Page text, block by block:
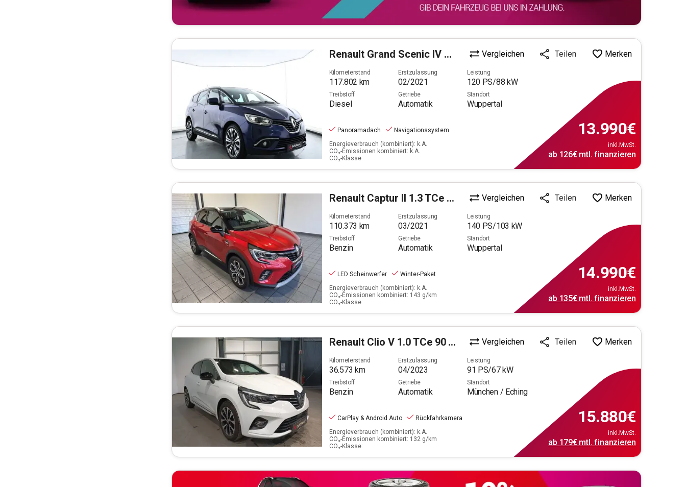
Renault Grand Scenic IV 1.7 BLUE dCi 120 Grand Business (E Vergleichen Teilen Merken
Kilometerstand
117.802 km
Erstzulassung
02/2021
Leistung
120 PS/88 kW
Treibstoff
Diesel
Getriebe
Automatik
Standort
Wuppertal
Panoramadach
Navigationssystem
Energieverbrauch (kombiniert): k.A.
CO₂-Emissionen kombiniert: k.A.
CO₂-Klasse:
13.990€
inkl.MwSt.
ab 126€mtl. finanzieren
Renault Captur II 1.3 TCe 140 Intens GPF (EURO 6d) Vergleichen Teilen Merken
Kilometerstand
110.373 km
Erstzulassung
03/2021
Leistung
140 PS/103 kW
Treibstoff
Benzin
Getriebe
Automatik
Standort
Wuppertal
LED Scheinwerfer
Winter-Paket
Energieverbrauch (kombiniert): k.A.
CO₂-Emissionen kombiniert: 143 g/km
CO₂-Klasse:
14.990€
inkl.MwSt.
ab 135€mtl. finanzieren
Renault Clio V 1.0 TCe 90 Techno (EURO 6d) Vergleichen Teilen Merken
Kilometerstand
36.573 km
Erstzulassung
04/2023
Leistung
91 PS/67kW
Treibstoff
Benzin
Getriebe
Automatik
Standort
München / Eching
CarPlay & Android Auto
Rückfahrkamera
Energieverbrauch (kombiniert): k.A.
CO₂-Emissionen kombiniert: 132 g/km
CO₂-Klasse:
15.880€
inkl.MwSt.
ab 179€mtl. finanzieren